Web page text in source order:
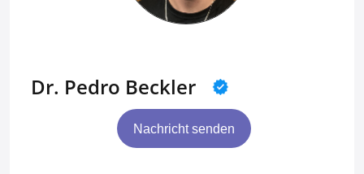
Dr. Pedro Beckler
Nachricht senden